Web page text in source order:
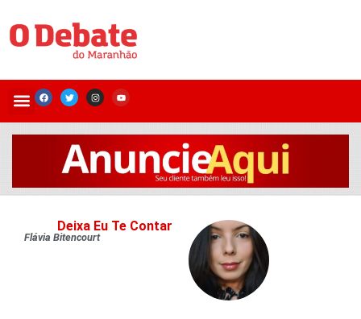
Deixa Eu Te Contar
Flávia Bitencourt